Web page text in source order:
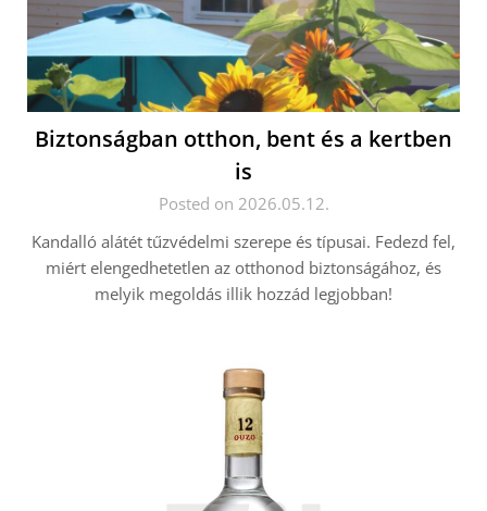
Biztonságban otthon, bent és a kertben
is
Posted on 2026.05.12.
Kandalló alátét tűzvédelmi szerepe és típusai. Fedezd fel,
miért elengedhetetlen az otthonod biztonságához, és
melyik megoldás illik hozzád legjobban!